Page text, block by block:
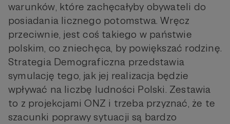
warunków, które zachęcałyby obywateli do
posiadania licznego potomstwa. Wręcz
przeciwnie, jest coś takiego w państwie
polskim, co zniechęca, by powiększać rodzinę.
Strategia Demograficzna przedstawia
symulację tego, jak jej realizacja będzie
wpływać na liczbę ludności Polski. Zestawia
to z projekcjami ONZ i trzeba przyznać, że te
szacunki poprawy sytuacji są bardzo